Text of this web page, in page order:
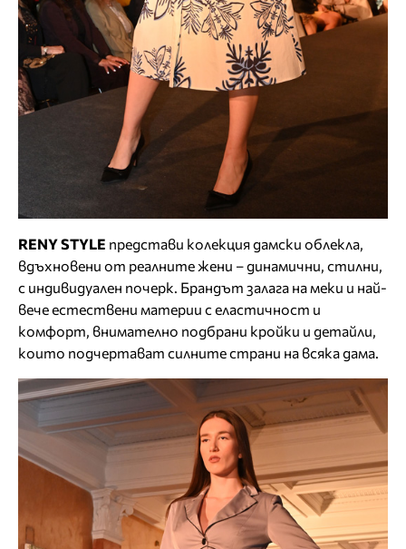
RENYSTYLE представи колекция дамски облекла,
вдъхновени от реалните жени – динамични, стилни,
с индивидуален почерк. Брандът залага на меки и най-
вече естествени материи с еластичност и
комфорт, внимателно подбрани кройки и детайли,
които подчертават силните страни на всяка дама.